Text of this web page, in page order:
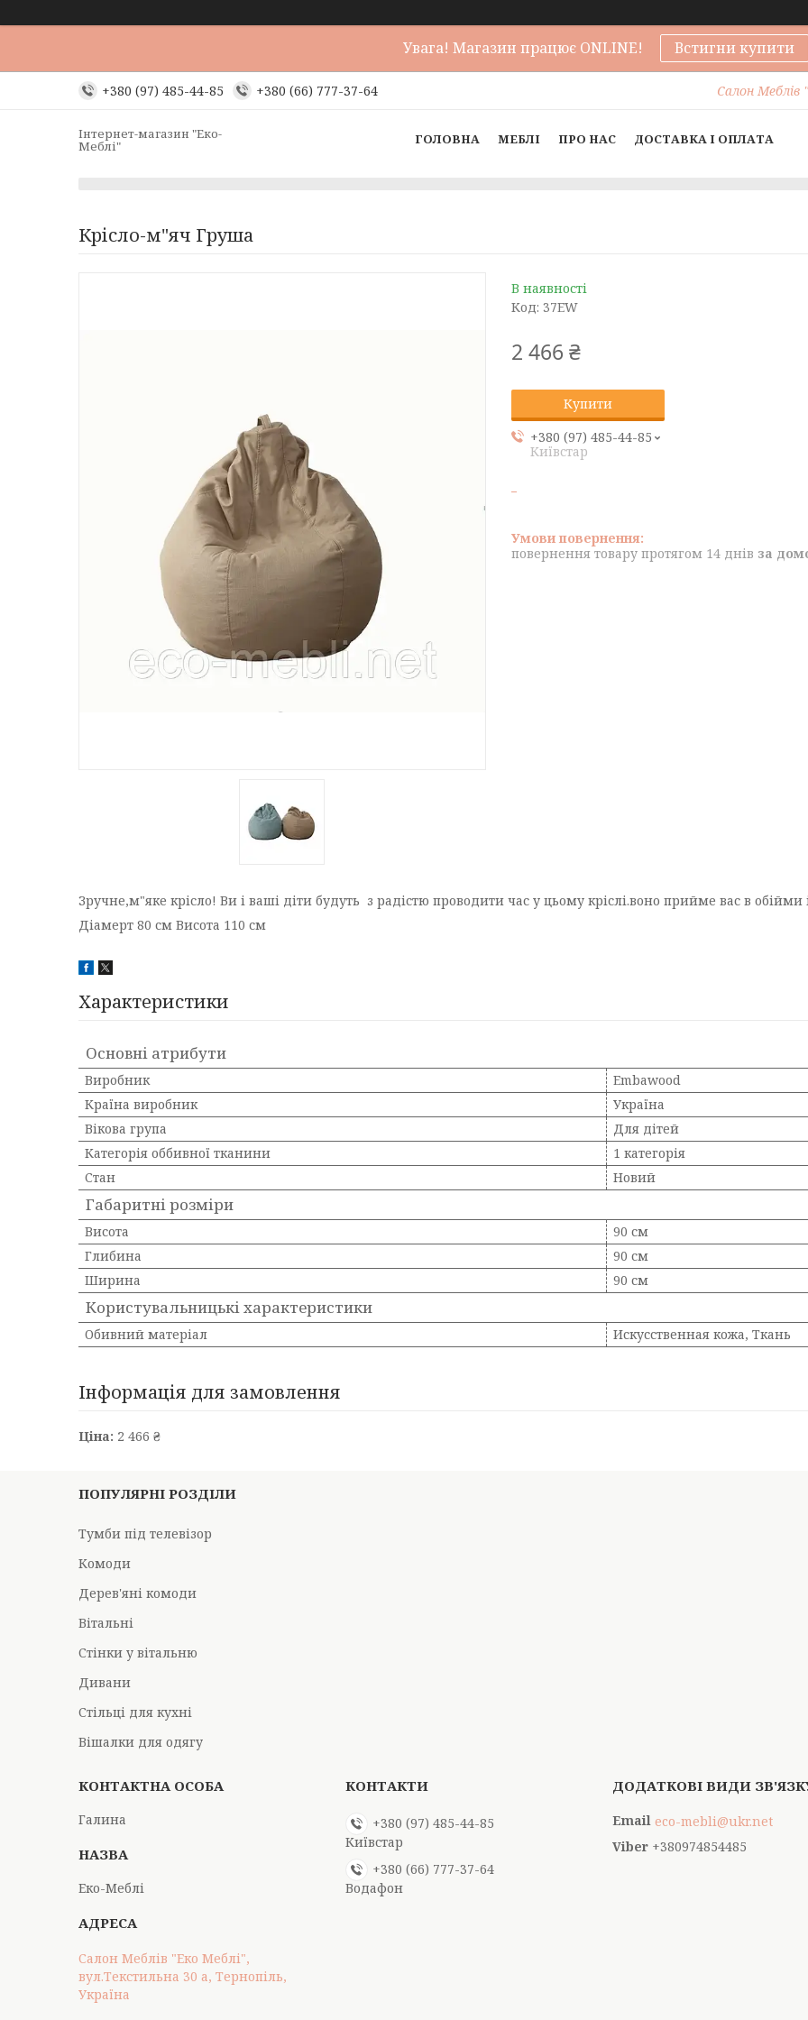
Увага! Магазин працює ONLINE! Встигни купити
+380 (97) 485-44-85 +380 (66) 777-37-64 Салон Меблів
Інтернет-магазин "Еко-
Меблі" ГОЛОВНА МЕБЛІ ПРО НАС ДОСТАВКА І ОПЛАТА
Крісло-м"яч Груша
В наявності
Код: 37EW
2 466 ₴
Купити
+380 (97) 485-44-85
Київстар
повернення товару протягом 14 днів за
Зручне,м"яке крісло! Ви і ваші діти будуть з радістю проводити час у цьому кріслі.воно прийме вас в обійми
Діамерт 80 см Висота 110 см
Характеристики
Основні атрибути
Виробник
Embawood
Країна виробник
Україна
Вікова група
Для дітей
Категорія оббивної тканини
1 категорія
Стан
Новий
Габаритні розміри
Висота
90 см
Глибина
90 см
Ширина
90 см
Користувальницькі характеристики
Обивний матеріал Искусственная кожа, Ткань
Інформація для замовлення
Ціна: 2 466 ₴
ПОПУЛЯРНІ РОЗДІЛИ
Тумби під телевізор
Комоди
Дерев'яні комоди
Вітальні
Стінки у вітальню
Дивани
Стільці для кухні
Вішалки для одягу
Галина
Еко-Меблі
Салон Меблів "Еко Меблі",
вул.Текстильна 30 а, Тернопіль,
Україна
+380 (97) 485-44-85
Київстар
+380 (66) 777-37-64
Водафон
eco-mebli@ukr.net
+380974854485